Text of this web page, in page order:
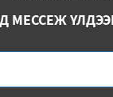
МЕССЕЖ